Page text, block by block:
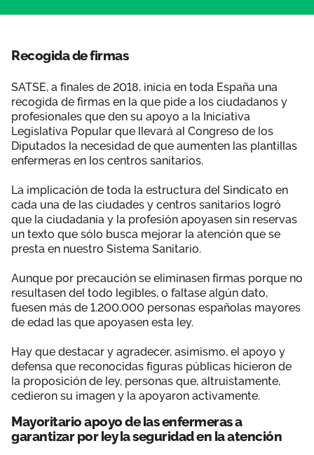
Documentos
Publicaciones
Vídeos
Área privada
Recogida de firmas
SATSE, a finales de 2018, inicia en toda España una
recogida de firmas en la que pide a los ciudadanos y
profesionales que den su apoyo a la Iniciativa
Legislativa Popular que llevará al Congreso de los
Diputados la necesidad de que aumenten las plantillas
enfermeras en los centros sanitarios.
La implicación de toda la estructura del Sindicato en
cada una de las ciudades y centros sanitarios logró
que la ciudadanía y la profesión apoyasen sin reservas
un texto que sólo busca mejorar la atención que se
presta en nuestro Sistema Sanitario.
Aunque por precaución se eliminasen firmas porque no
resultasen del todo legibles, o faltase algún dato,
fuesen más de 1.200.000 personas españolas mayores
de edad las que apoyasen esta ley.
Hay que destacar y agradecer, asimismo, el apoyo y
defensa que reconocidas figuras públicas hicieron de
la proposición de ley, personas que, altruistamente,
cedieron su imagen y la apoyaron activamente.
Mayoritario apoyo de las enfermeras a
garantizar por ley la seguridad en la atención